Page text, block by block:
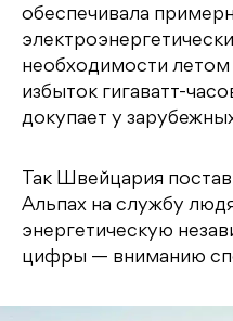
обеспечивала
необходимости
избыток гигаватт-
докупает у
Так Швейцария
Альпах на службу
энергетическую
цифры — вниманию